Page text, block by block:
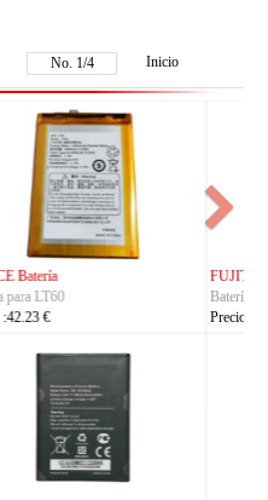
No. 2/4 Inicio
FUJITSU Batería
Batería para RA07504-1091
Precio :24.23 €